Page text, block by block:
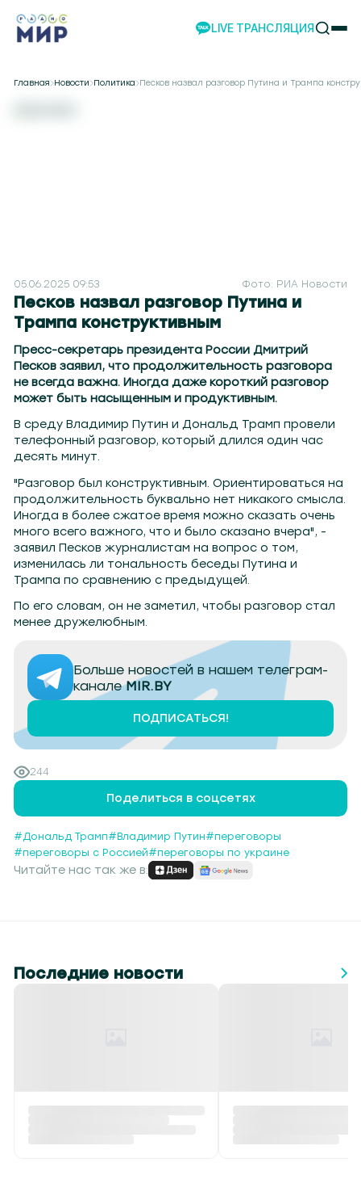
LIVE ТРАНСЛЯЦИЯ
Главная Новости Политика Песков назвал разговор Путина и Трампа
05.06.2025 09:53 Фото: РИА Новости
Песков назвал разговор Путина и
Трампа конструктивным
Пресс-секретарь президента России Дмитрий
Песков заявил, что продолжительность разговора
не всегда важна. Иногда даже короткий разговор
может быть насыщенным и продуктивным.
В среду Владимир Путин и Дональд Трамп провели
телефонный разговор, который длился один час
десять минут.
"Разговор был конструктивным. Ориентироваться на
продолжительность буквально нет никакого смысла.
Иногда в более сжатое время можно сказать очень
много всего важного, что и было сказано вчера", -
заявил Песков журналистам на вопрос о том,
изменилась ли тональность беседы Путина и
Трампа по сравнению с предыдущей.
По его словам, он не заметил, чтобы разговор стал
менее дружелюбным.
Больше новостей в нашем телеграм-
каналеMIR.BY
ПОДПИСАТЬСЯ!
244
Поделиться в соцсетях
#Дональд Трамп#Владимир Путин#переговоры
#переговоры с Россией#переговоры по украине
Читайте нас так же в:
Последние новости